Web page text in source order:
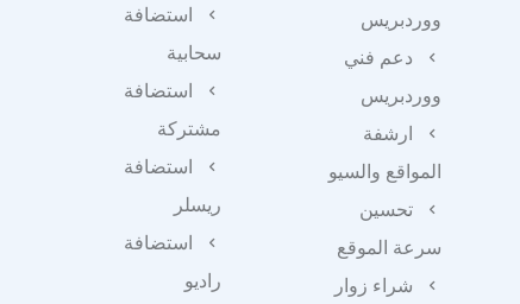
ووردبريس
دعم فني
ووردبريس
ارشفة
المواقع والسيو
تحسين
سرعة الموقع
شراء زوار
استضافة
سحابية
استضافة
مشتركة
استضافة
ريسلر
استضافة
راديو